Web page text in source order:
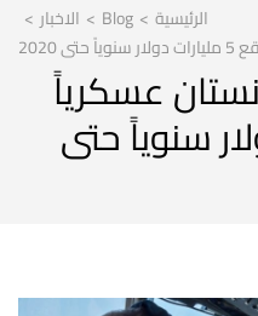
الرئيسية >
Blog
> الاخبار >
عسكرياً
دولار سنوياً حتى